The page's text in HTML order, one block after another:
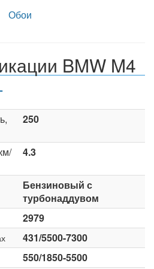
Обои
BMW M4
250
4.3
Бензиновый с
турбонаддувом
2979
431/5500-7300
550/1850-5500